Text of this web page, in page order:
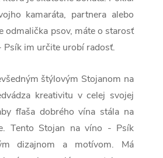
kamaráta, partnera alebo
odmalička psov, máte o starosť
Psík im určite urobí radosť.
štýlovým Stojanom na
kreativitu v celej svojej
fľaša dobrého vína stála na
Tento Stojan na víno - Psík
dizajnom a motívom. Má